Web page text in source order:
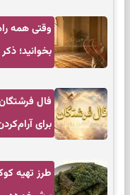
وقتی همه
بخوانید؛
برای
طرز تهیه